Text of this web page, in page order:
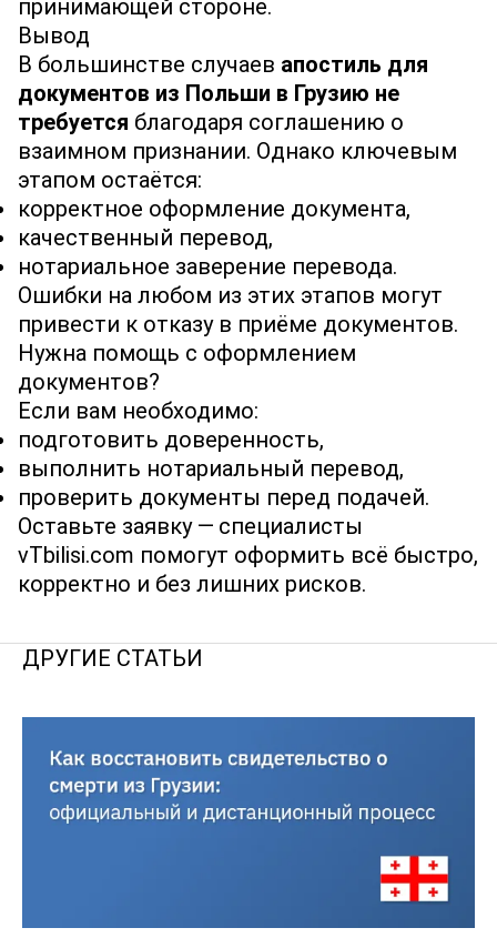
принимающей стороне.
Вывод
В большинстве случаев апостиль для
документов из Польши в Грузию не
требуется благодаря соглашению о
взаимном признании. Однако ключевым
этапом остаётся:
корректное оформление документа,
качественный перевод,
нотариальное заверение перевода.
Ошибки на любом из этих этапов могут
привести к отказу в приёме документов.
Нужна помощь с оформлением
документов?
Если вам необходимо:
подготовить доверенность,
выполнить нотариальный перевод,
проверить документы перед подачей.
Оставьте заявку — специалисты
vTbilisi.com помогут оформить всё быстро,
корректно и без лишних рисков.
ДРУГИЕ СТАТЬИ